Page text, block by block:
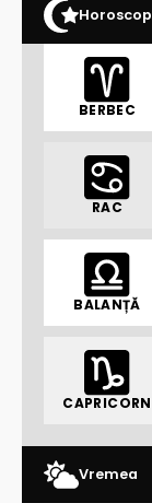
Horoscop
BERBEC
RAC
BALANȚĂ
CAPRICORN
Vremea